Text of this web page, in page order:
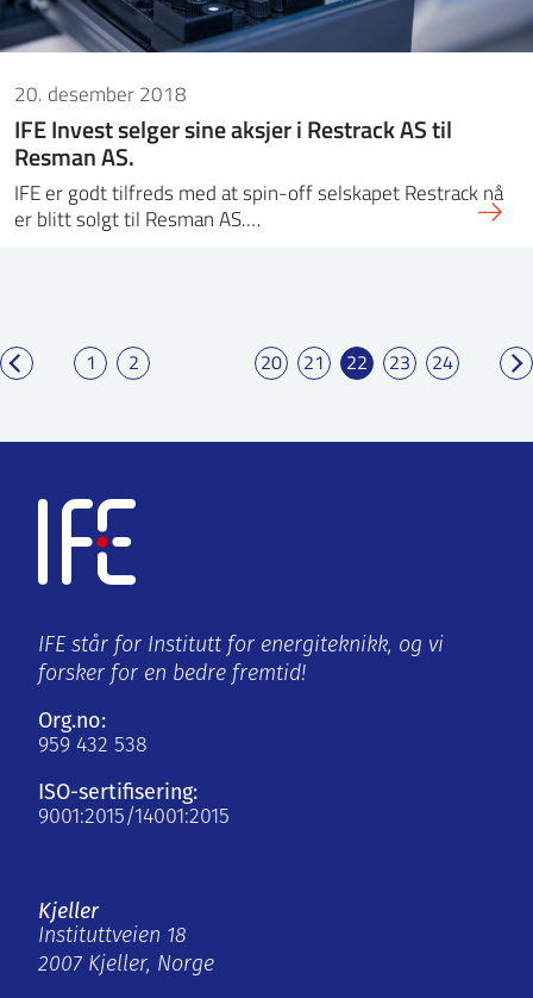
20. desember 2018
IFE Invest selger sine aksjer i Restrack AS til
Resman AS.
IFE er godt tilfreds med at spin-off selskapet Restrack nå
er blitt solgt til Resman AS.…
1 2 20 21 22 23 24
IFE står for Institutt for energiteknikk, og vi
forsker for en bedre fremtid!
Org.no:
959 432 538
ISO-sertifisering:
9001:2015/14001:2015
Kjeller
Instituttveien 18
2007 Kjeller, Norge